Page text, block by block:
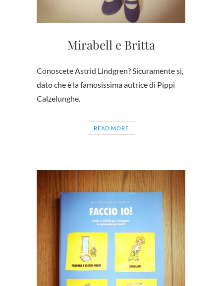
Mirabell e Britta
Conoscete Astrid Lindgren? Sicuramente si,
dato che è la famosissima autrice di Pippi
Calzelunghe.
READ MORE